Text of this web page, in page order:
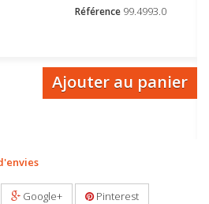
Référence 99.4993.0
Ajouter au panier
Google+ Pinterest